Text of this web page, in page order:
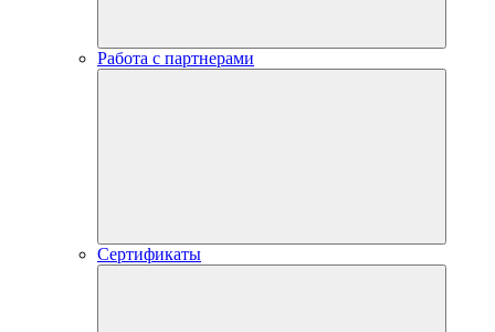
Работа с партнерами
Сертификаты